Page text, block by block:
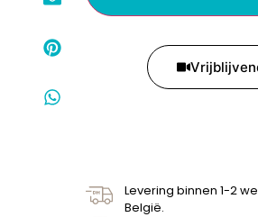
Levering binnen 1-2
België.